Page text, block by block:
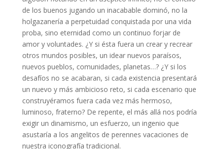
de los buenos jugando un inacabable dominó, no la
holgazanería a perpetuidad conquistada por una vida
proba, sino eternidad como un continuo forjar de
amor y voluntades. ¿Y si ésta fuera un crear y recrear
otros mundos posibles, un idear nuevos paraísos,
nuevos pueblos, comunidades, planetas…? ¿Y si los
desafíos no se acabaran, si cada existencia presentará
un nuevo y más ambicioso reto, si cada escenario que
construyéramos fuera cada vez más hermoso,
luminoso, fraterno? De repente, el más allá nos podría
exigir un dinamismo, un esfuerzo, un ingenio que
asustaría a los angelitos de perennes vacaciones de
nuestra iconografía tradicional.